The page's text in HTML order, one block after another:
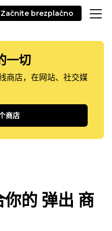
Začnite brezplačno
一切
商店，在网站、社交媒
商店
你的 弹出 商